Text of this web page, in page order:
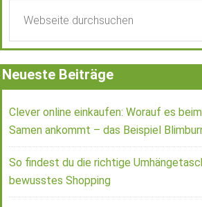
Neueste Beiträge
Clever online einkaufen: Worauf es
Samen ankommt – das Beispiel
So findest du die richtige
bewusstes Shopping